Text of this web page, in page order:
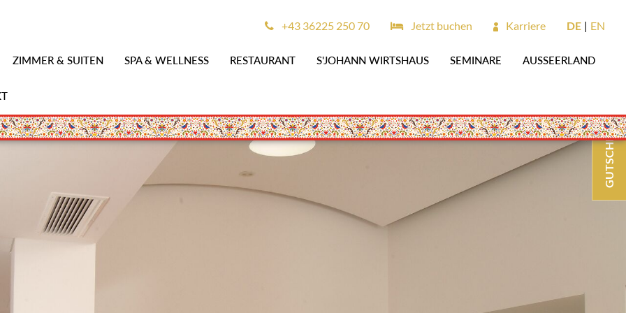
ZIMMER & SUITEN SPA & WELLNESS RESTAURANT S'JOHANN WIRTSHAUS SEMINARE AUSSEERLAND
+43 36225 250 70 Jetzt buchen Karriere DE EN
GUTSCHEINE